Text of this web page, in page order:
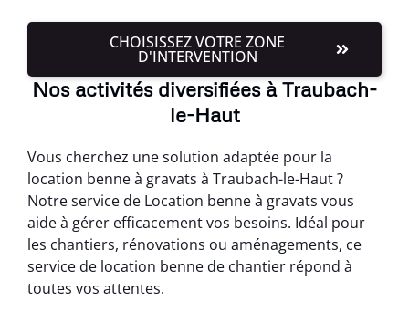
CHOISISSEZ VOTRE ZONE
D'INTERVENTION
Nos activités diversifiées à Traubach-
le-Haut
Vous cherchez une solution adaptée pour la
location benne à gravats à Traubach-le-Haut ?
Notre service de Location benne à gravats vous
aide à gérer efficacement vos besoins. Idéal pour
les chantiers, rénovations ou aménagements, ce
service de location benne de chantier répond à
toutes vos attentes.